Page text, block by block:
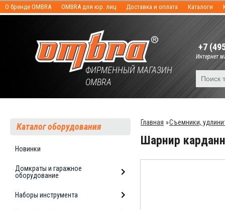
О бренде OMBRA OMBRA для юр. лиц Доставка и оплата Каталоги
ФИРМЕННЫЙ МАГАЗИН
OMBRA
+7
Интернет
Каталог оборудования
Новинки
Домкраты и гаражное
оборудование
Наборы инструмента
Главная »Съемники,
Шарнир